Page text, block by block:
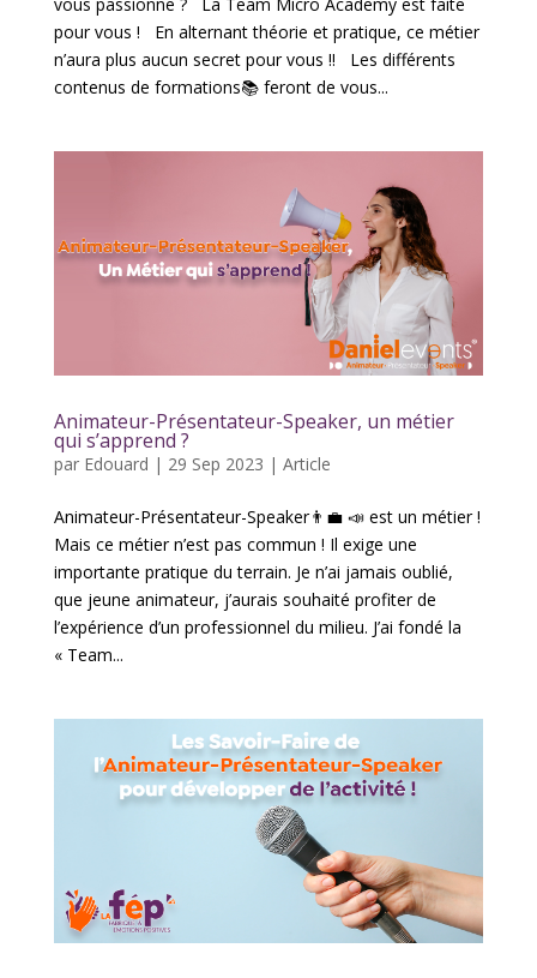
pour vous ! En alternant théorie et pratique, ce métier
n’aura plus aucun secret pour vous !! Les différents
contenus de formations📚 feront de vous...
Animateur-Présentateur-Speaker, un métier
qui s’apprend ?
par Edouard | 29 Sep 2023 | Article
Animateur-Présentateur-Speaker👨‍💼 📣 est un métier !
Mais ce métier n’est pas commun ! Il exige une
importante pratique du terrain. Je n’ai jamais oublié,
que jeune animateur, j’aurais souhaité profiter de
l’expérience d’un professionnel du milieu. J’ai fondé la
« Team...